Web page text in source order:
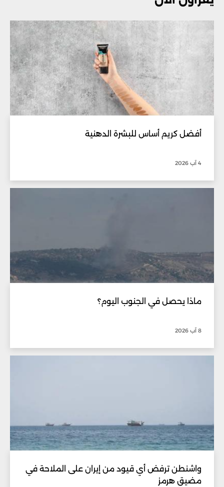
أفضل كريم أساس للبشرة الدهنية
4 آب 2026
ماذا يحصل في الجنوب اليوم؟
8 آب 2026
واشنطن ترفض أي قيود من إيران على الملاحة في
مضيق هرمز